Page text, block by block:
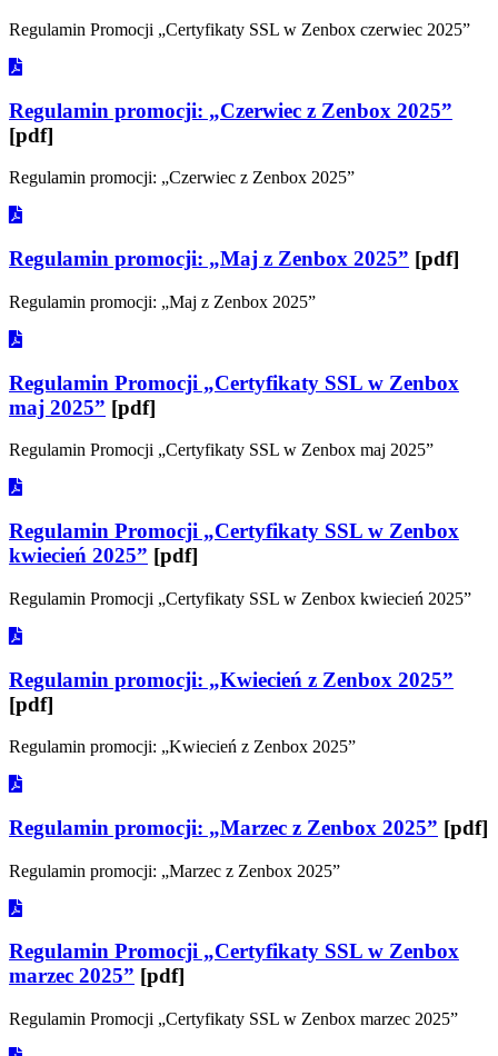
Regulamin Promocji „Certyfikaty SSL w Zenbox czerwiec 2025”
Regulamin promocji: „Czerwiec z Zenbox 2025”
[pdf]
Regulamin promocji: „Czerwiec z Zenbox 2025”
Regulamin promocji: „Maj z Zenbox 2025” [pdf]
Regulamin promocji: „Maj z Zenbox 2025”
Regulamin Promocji „Certyfikaty SSL w Zenbox
maj 2025” [pdf]
Regulamin Promocji „Certyfikaty SSL w Zenbox maj 2025”
Regulamin Promocji „Certyfikaty SSL w Zenbox
kwiecień 2025” [pdf]
Regulamin Promocji „Certyfikaty SSL w Zenbox kwiecień 2025”
Regulamin promocji: „Kwiecień z Zenbox 2025”
[pdf]
Regulamin promocji: „Kwiecień z Zenbox 2025”
Regulamin promocji: „Marzec z Zenbox 2025” [pdf]
Regulamin promocji: „Marzec z Zenbox 2025”
Regulamin Promocji „Certyfikaty SSL w Zenbox
marzec 2025” [pdf]
Regulamin Promocji „Certyfikaty SSL w Zenbox marzec 2025”